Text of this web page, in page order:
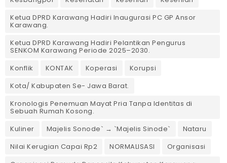
Ketua DPRD Karawang Hadiri Inaugurasi PC GP Ansor
Karawang.
Ketua DPRD Karawang Hadiri Pelantikan Pengurus
SENKOM Karawang Periode 2025–2030. ‎
Konflik
KONTAK Koperasi
Korupsi
Kota/ Kabupaten Se- Jawa Barat.
Kronologis Penemuan Mayat Pria Tanpa Identitas di
Sebuah Rumah Kosong.
Kuliner
Majelis Sonode` → `Majelis Sinode`
Nataru
Nilai Kerugian Capai Rp2
NORMALISASI
Organisasi